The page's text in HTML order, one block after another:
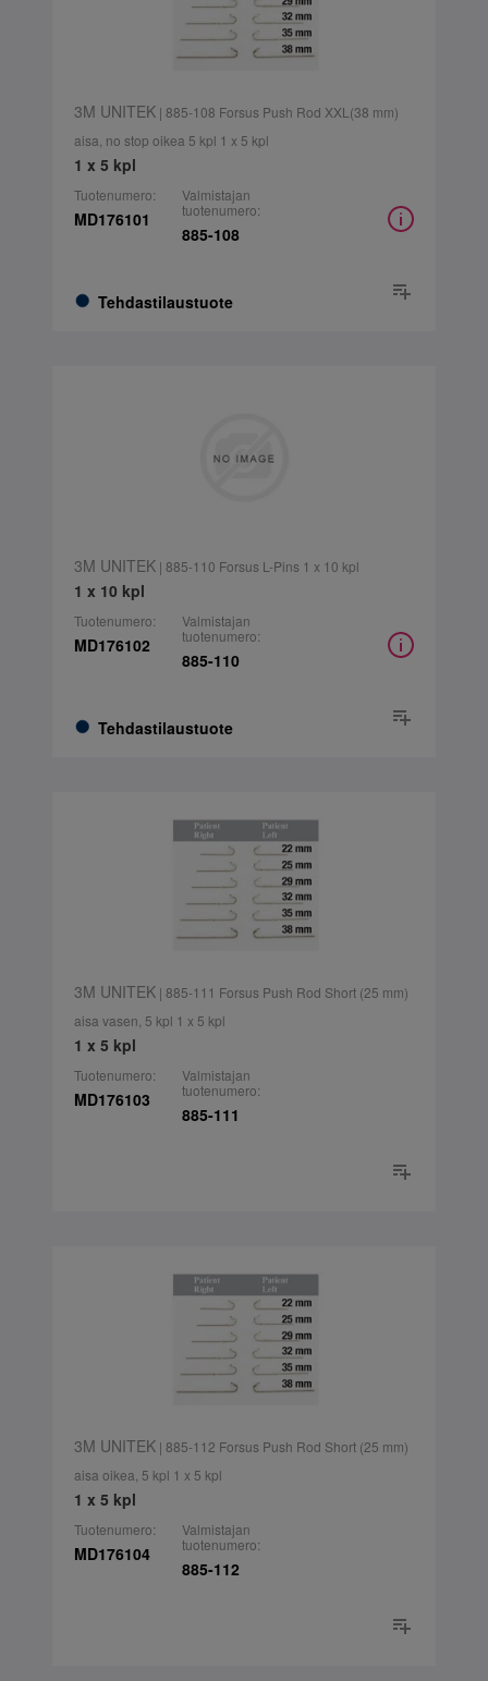
3M UNITEK| 885-108 Forsus Push Rod XXL(38 mm)
aisa, no stop oikea 5 kpl 1 x 5 kpl
1 x 5 kpl
Tuotenumero:
MD176101
Tehdastilaustuote
Valmistajan
tuotenumero:
885-108
3M UNITEK| 885-110 Forsus L-Pins 1 x 10 kpl
1 x 10 kpl
Tuotenumero:
MD176102
Tehdastilaustuote
Valmistajan
tuotenumero:
885-110
3M UNITEK| 885-111 Forsus Push Rod Short (25 mm)
aisa vasen, 5 kpl 1 x 5 kpl
1 x 5 kpl
Tuotenumero:
MD176103
Valmistajan
tuotenumero:
885-111
3M UNITEK| 885-112 Forsus Push Rod Short (25 mm)
aisa oikea, 5 kpl 1 x 5 kpl
1 x 5 kpl
Tuotenumero:
MD176104
Valmistajan
tuotenumero:
885-112